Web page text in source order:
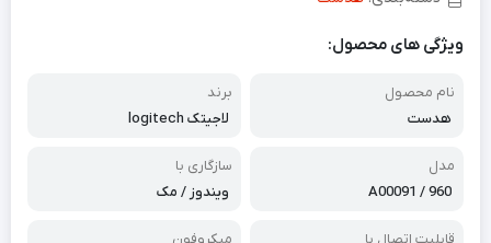
ویژگی های محصول:
نام محصول
هدست
برند
لاجیتک logitech
مدل
960 / A00091
سازگاری با
ویندوز / مک
قابلیت اتصال با
میکروفون